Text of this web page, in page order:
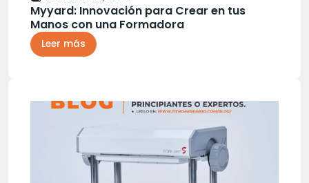
Myyard: Innovación para Crear en tus
Manos con una Formadora
Leer más